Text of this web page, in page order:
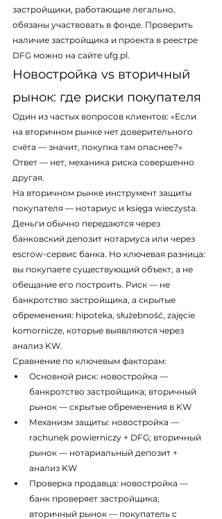
застройщики, работающие легально,
обязаны участвовать в фонде. Проверить
наличие застройщика и проекта в реестре
DFG можно на сайте ufg.pl.
Новостройка vs вторичный
рынок: где риски покупателя
Один из частых вопросов клиентов: «Если
на вторичном рынке нет доверительного
счёта — значит, покупка там опаснее?»
Ответ — нет, механика риска совершенно
другая.
На вторичном рынке инструмент защиты
покупателя — нотариус и księga wieczysta.
Деньги обычно передаются через
банковский депозит нотариуса или через
escrow-сервис банка. Но ключевая разница:
вы покупаете существующий объект, а не
обещание его построить. Риск — не
банкротство застройщика, а скрытые
обременения: hipoteka, służebność, zajęcie
komornicze, которые выявляются через
анализ KW.
Сравнение по ключевым факторам:
Основной риск: новостройка —
банкротство застройщика; вторичный
рынок — скрытые обременения в KW
Механизм защиты: новостройка —
rachunek powierniczy + DFG; вторичный
рынок — нотариальный депозит +
анализ KW
Проверка продавца: новостройка —
банк проверяет застройщика;
вторичный рынок — покупатель с